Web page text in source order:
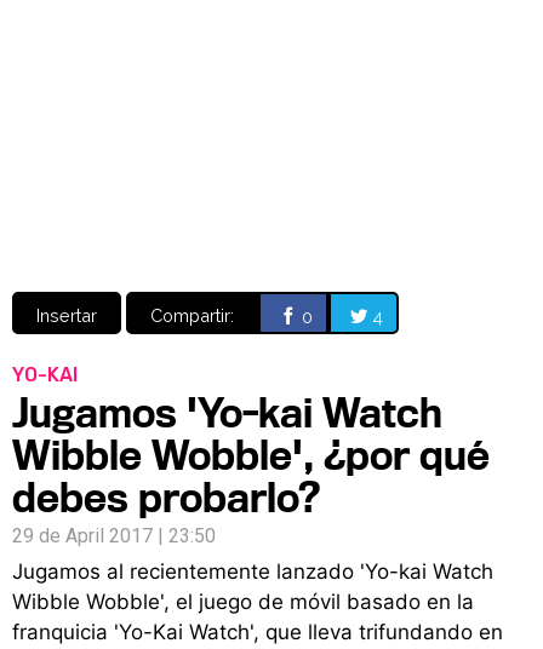
Insertar Compartir: 0 4
YO-KAI
Jugamos 'Yo-kai Watch
Wibble Wobble', ¿por qué
debes probarlo?
29 de April 2017 | 23:50
Jugamos al recientemente lanzado 'Yo-kai Watch
Wibble Wobble', el juego de móvil basado en la
franquicia 'Yo-Kai Watch', que lleva trifundando en